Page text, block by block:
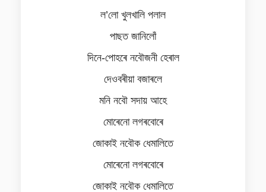
ল’লো খুলখালি পলাল
পাছত জানিলোঁ
দিনে-পোহৰে নবৌজনী হেৰাল
দেওবৰীয়া বজাৰলে
মনি নবৌ সদায় আহে
মোৰেনো লগৰবোৰে
জোকাই নবৌক ধেমালিতে
মোৰেনো লগৰবোৰে
জোকাই নবৌক ধেমালিতে